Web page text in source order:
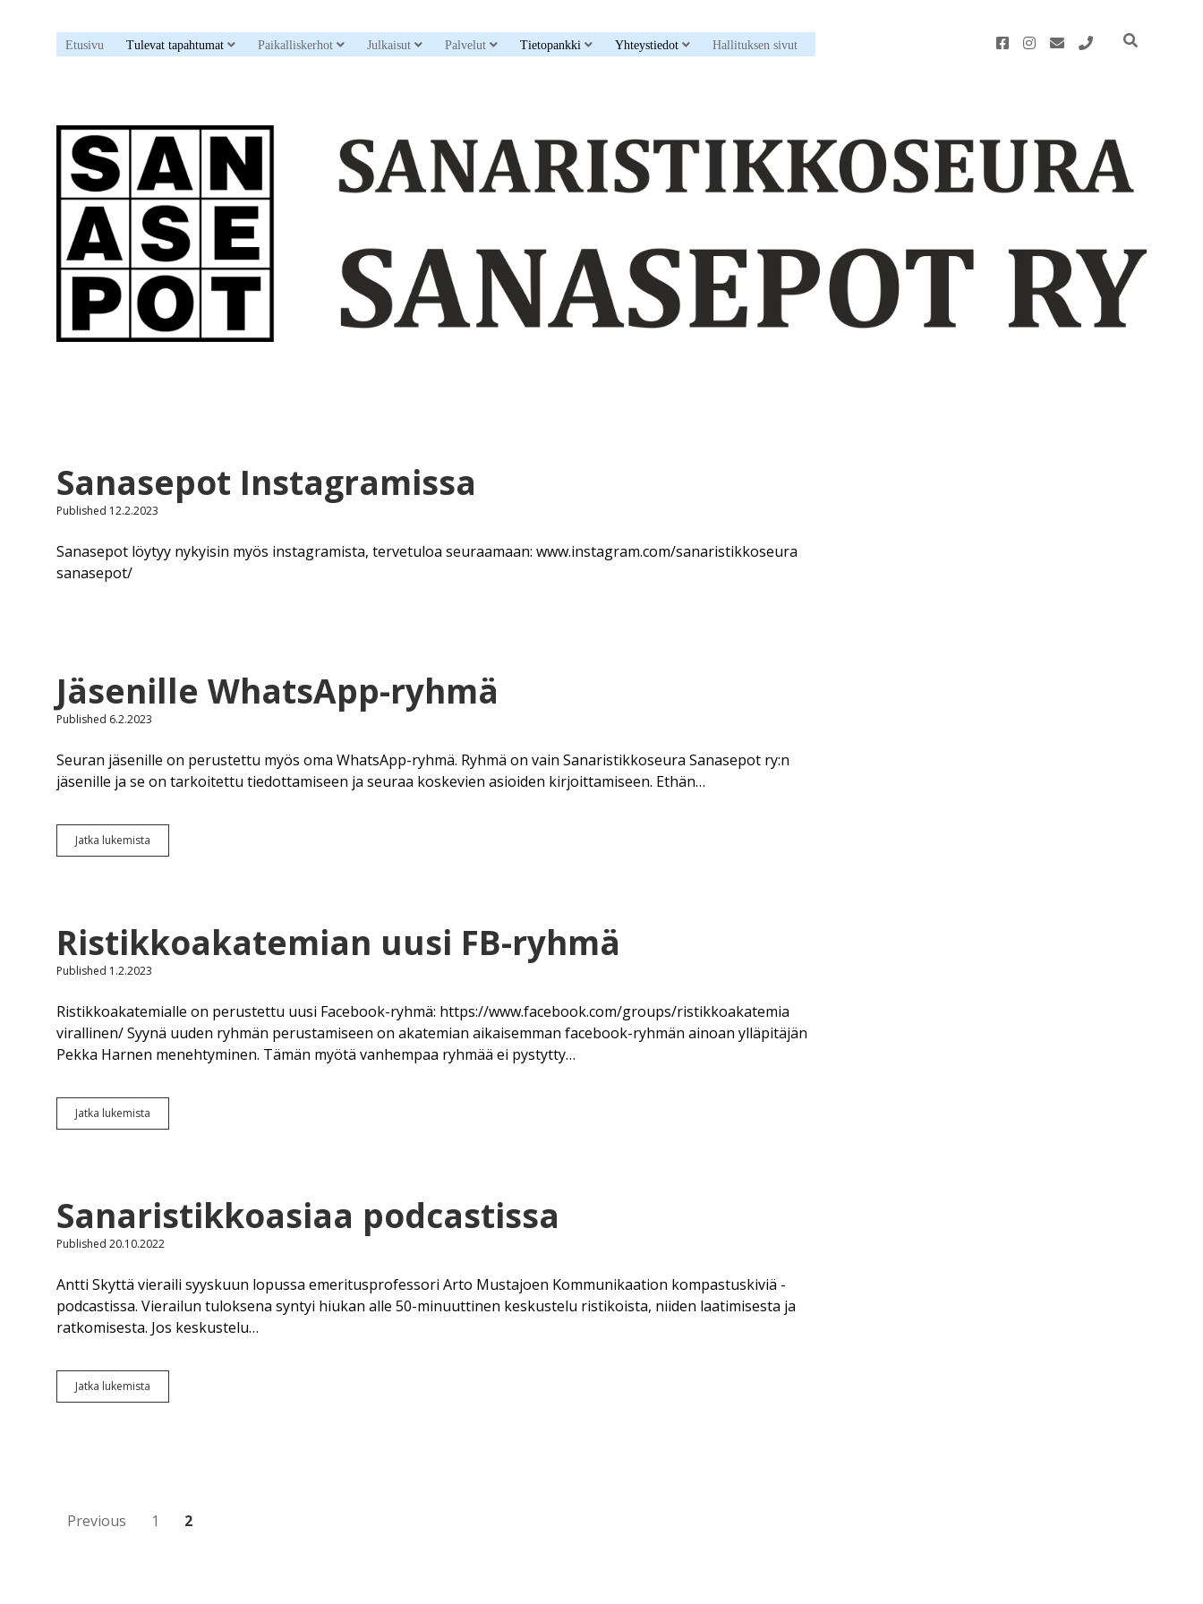
Etusivu Tulevat tapahtumat open dropdown menu
Paikalliskerhot open dropdown menu
Julkaisut open dropdown menu
Palvelut open dropdown menu
Tietopankki open dropdown menu
Yhteystiedot open dropdown menu
Hallituksen sivut facebookinstagram
emailphone
Sanaristikkoseura
Sanasepot
ry
Sanaristikkoseura
Sanasepot
ry
Posts
Sanasepot Instagramissa
Published 12.2.2023
Sanasepot löytyy nykyisin myös instagramista, tervetuloa seuraamaan: www.instagram.com/​sana​ristikko​seura​
sanasepot/
Jäsenille WhatsApp-ryhmä
Published 6.2.2023
Seuran jäsenille on perustettu myös oma WhatsApp-ryhmä. Ryhmä on vain Sanaristikkoseura Sanasepot ry:n
jäsenille ja se on tarkoitettu tiedottamiseen ja seuraa koskevien asioiden kirjoittamiseen. Ethän…
Jatka lukemista
WhatsApp-
Ristikkoakatemian uusi FB-ryhmä
Published 1.2.2023
Ristikkoakatemialle on perustettu uusi Facebook-ryhmä: https://www.facebook.com/​groups/​ristikko​akatemia​
virallinen/ Syynä uuden ryhmän perustamiseen on akatemian aikaisemman facebook-ryhmän ainoan ylläpitäjän
Pekka Harnen menehtyminen. Tämän myötä vanhempaa ryhmää ei pystytty…
Jatka lukemista
uusi
Sanaristikkoasiaa podcastissa
Published 20.10.2022
Antti Skyttä vieraili syyskuun lopussa emeritusprofessori Arto Mustajoen Kommunikaation kompastuskiviä -
podcastissa. Vierailun tuloksena syntyi hiukan alle 50-minuuttinen keskustelu ristikoista, niiden laatimisesta ja
ratkomisesta. Jos keskustelu…
Jatka lukemista
podcastissa
Artikkelien
Previous 1 2